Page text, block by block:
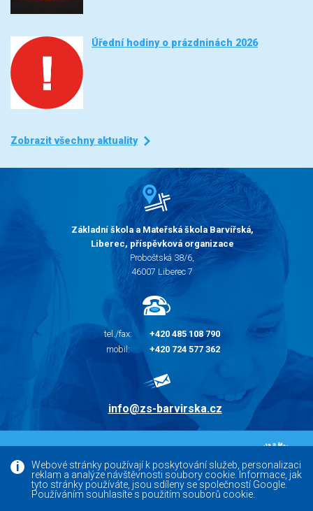
Webové stránky používají k poskytování služeb, personalizaci
reklam a analýze návštěvnosti soubory cookie. Informace, jak
tyto stránky používáte, jsou sdíleny se společností Google.
Používáním souhlasíte s použitím souborů cookie.
Úřední hodiny o prázdninách 2026
Zobrazit všechny aktuality
Základní škola a Mateřská škola Barvířská,
Liberec, příspěvková organizace
Proboštská 38/6,
46007 Liberec 7
tel./fax:
+420 485 108 790
mobil:
+420 724 577 362
info@zs-barvirska.cz
Facebook